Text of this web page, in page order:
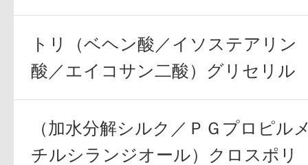
ご利用ガイド
トリ（ベヘン酸／イソステアリン
酸／エイコサン二酸）グリセリル
（加水分解シルク／ＰＧプロピル
チルシランジオール）クロスポリ